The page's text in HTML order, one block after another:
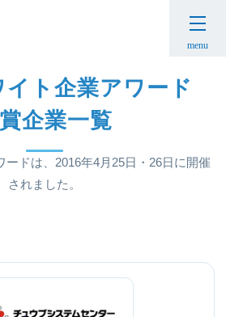
menu
ード
ト企業アワード
企業一覧
ードは、2016年4月25日・26日に開催
されました。